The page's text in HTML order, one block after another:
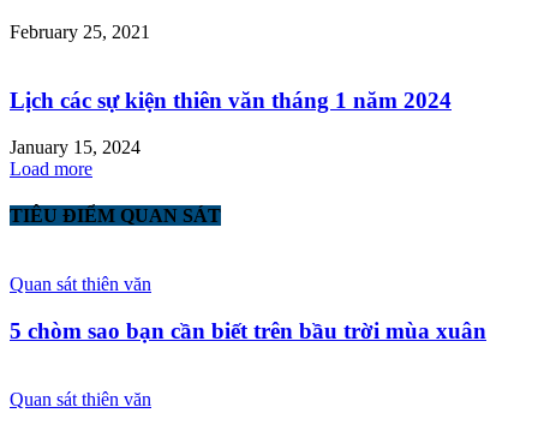
February 25, 2021
Lịch các sự kiện thiên văn tháng 1 năm 2024
January 15, 2024
Load more
TIÊU ĐIỂM QUAN SÁT
Quan sát thiên văn
5 chòm sao bạn cần biết trên bầu trời mùa xuân
Quan sát thiên văn